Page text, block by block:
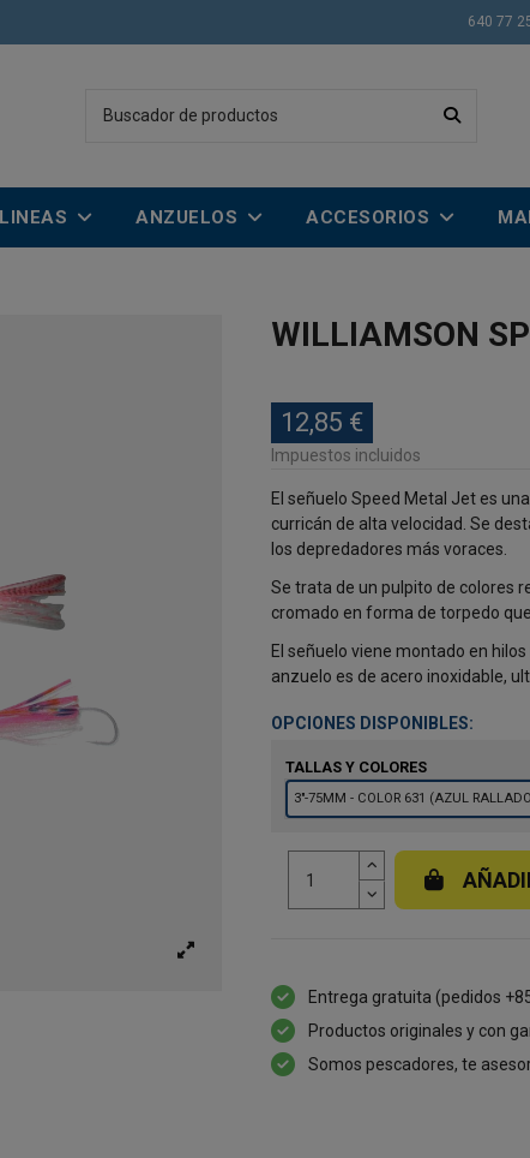
640 77
LINEAS ANZUELOS ACCESORIOS
WILLIAMSON
12,85 €
Impuestos incluidos
El señuelo Speed Metal Jet es
curricán de alta velocidad. Se
los depredadores más voraces.
Se trata de un pulpito de colores
cromado en forma de torpedo
El señuelo viene montado en
anzuelo es de acero inoxidable,
OPCIONES DISPONIBLES:
TALLAS Y COLORES
3"-75MM - COLOR 631 (AZUL
Entrega gratuita (pedidos
Productos originales y con
Somos pescadores, te